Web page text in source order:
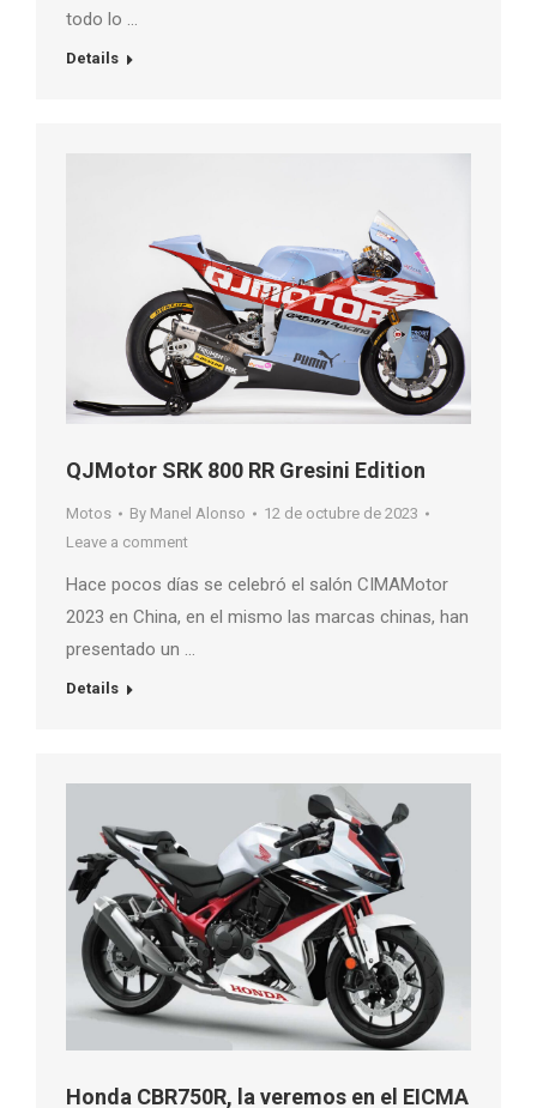
todo lo …
Details
QJMotor SRK 800 RR Gresini Edition
Motos By Manel Alonso
12 de octubre de 2023
Leave a comment
Hace pocos días se celebró el salón CIMAMotor
2023 en China, en el mismo las marcas chinas, han
presentado un …
Details
Honda CBR750R, la veremos en el EICMA